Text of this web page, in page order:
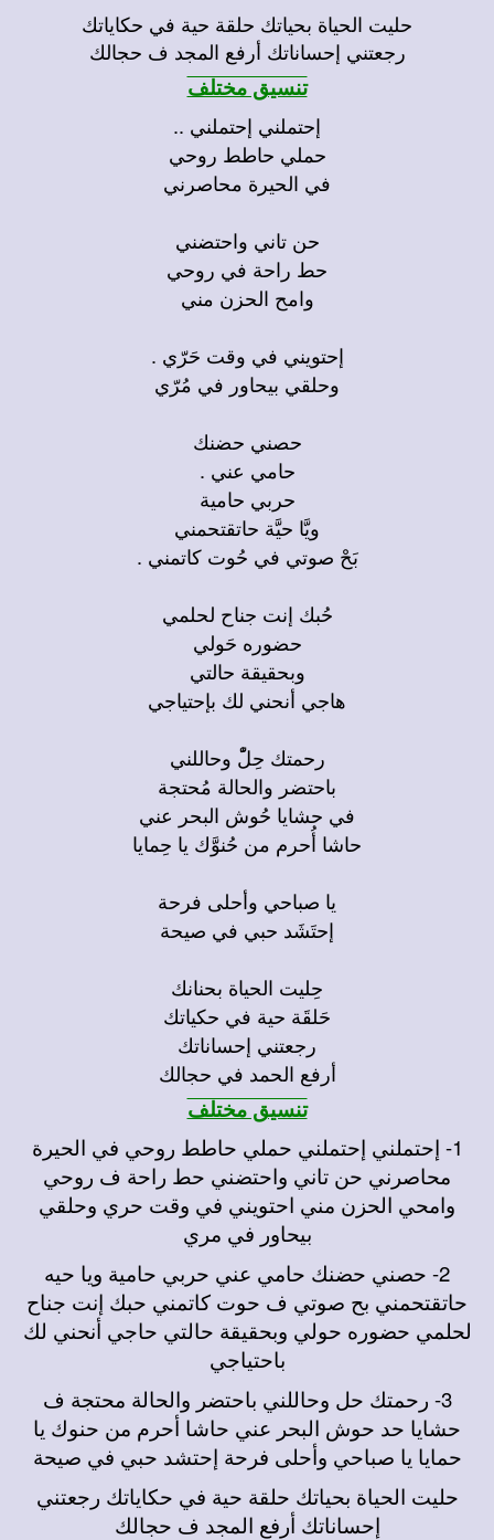
حليت الحياة بحياتك حلقة حية في حكاياتك
رجعتني إحساناتك أرفع المجد ف حجالك
تنسيق مختلف
إحتملني إحتملني ..
حملي حاطط روحي
في الحيرة محاصرني
حن تاني واحتضني
حط راحة في روحي
وامح الحزن مني
إحتويني في وقت حَرّي .
وحلقي بيحاور في مُرّي
حصني حضنك
حامي عني .
حربي حامية
ويَّا حيَّة حاتقتحمني
بَحْ صوتي في حُوت كاتمني .
حُبك إنت جناح لحلمي
حضوره حَولي
وبحقيقة حالتي
هاجي أنحني لك بإحتياجي
رحمتك حِلّْ وحاللني
باحتضر والحالة مُحتجة
في حشايا حُوش البحر عني
حاشا أُحرم من حُنوَّك يا حِمايا
يا صباحي وأحلى فرحة
إحتَشَد حبي في صيحة
حِليت الحياة بحنانك
حَلقَة حية في حكياتك
رجعتني إحساناتك
أرفع الحمد في حجالك
تنسيق مختلف
1- إحتملني إحتملني حملي حاطط روحي في الحيرة
محاصرني حن تاني واحتضني حط راحة ف روحي
وامحي الحزن مني احتويني في وقت حري وحلقي
بيحاور في مري
2- حصني حضنك حامي عني حربي حامية ويا حيه
حاتقتحمني بح صوتي ف حوت كاتمني حبك إنت جناح
لحلمي حضوره حولي وبحقيقة حالتي حاجي أنحني لك
باحتياجي
3- رحمتك حل وحاللني باحتضر والحالة محتجة ف
حشايا حد حوش البحر عني حاشا أحرم من حنوك يا
حمايا يا صباحي وأحلى فرحة إحتشد حبي في صيحة
حليت الحياة بحياتك حلقة حية في حكاياتك رجعتني
إحساناتك أرفع المجد ف حجالك